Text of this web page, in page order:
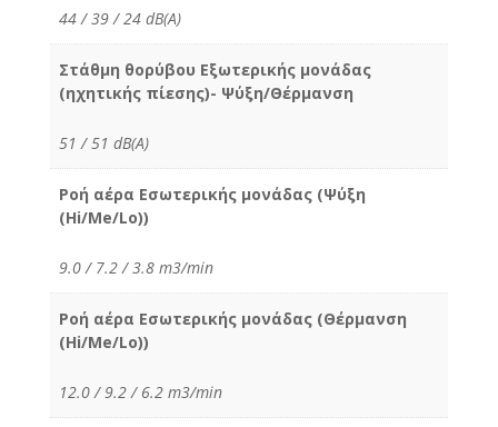
44 / 39 / 24 dB(A)
Στάθμη θορύβου Εξωτερικής μονάδας
(ηχητικής πίεσης)- Ψύξη/Θέρμανση
51 / 51 dB(A)
Ροή αέρα Εσωτερικής μονάδας (Ψύξη
(Hi/Me/Lo))
9.0 / 7.2 / 3.8 m3/min
Ροή αέρα Εσωτερικής μονάδας (Θέρμανση
(Hi/Me/Lo))
12.0 / 9.2 / 6.2 m3/min